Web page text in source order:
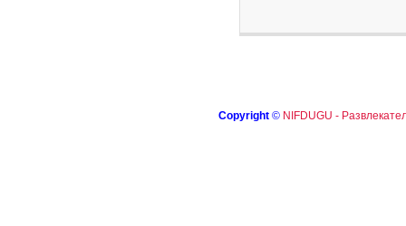
Copyright © NIFDUGU -